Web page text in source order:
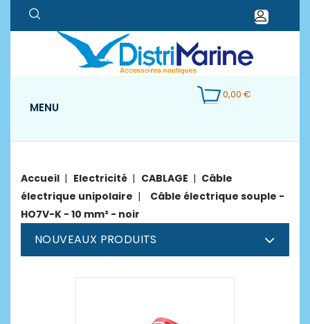
0,00 €
MENU
Accueil Electricité CABLAGE
Câble
électrique unipolaire
Câble électrique souple -
HO7V-K - 10 mm² - noir
NOUVEAUX PRODUITS